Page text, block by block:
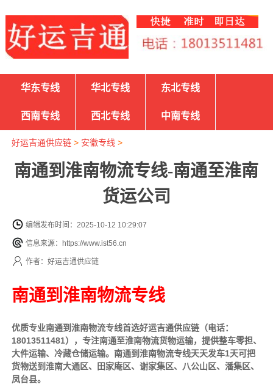
华东专线 华北专线 东北专线
西南专线 西北专线 中南专线
好运吉通供应链> 安徽专线 >
南通到淮南物流专线-南通至淮南
货运公司
编辑发布时间：2025-10-12 10:29:07
信息来源：https://www.ist56.cn
作者：好运吉通供应链
南通到淮南物流专线
优质专业南通到淮南物流专线首选好运吉通供应链（电话：
18013511481），专注南通至淮南物流货物运输，提供整车零担、
大件运输、冷藏仓储运输。南通到淮南物流专线天天发车1天可把
货物送到淮南大通区、田家庵区、谢家集区、八公山区、潘集区、
凤台县。